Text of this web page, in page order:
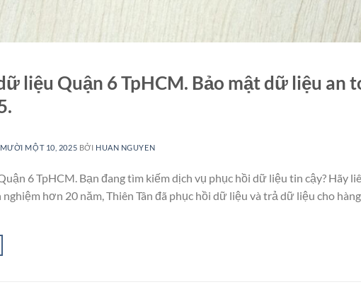
liệu Quận 6 TpHCM. Bảo mật dữ liệu an
MỘT 10, 2025 BỞI HUAN NGUYEN
6 TpHCM. Bạn đang tìm kiếm dịch vụ phục hồi dữ liệu tin cậy? Hãy
nghiệm hơn 20 năm, Thiên Tân đã phục hồi dữ liệu và trả dữ liệu cho